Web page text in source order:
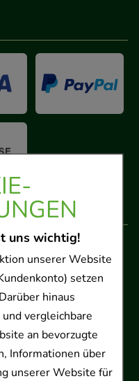
uns wichtig!
unserer Website
setzen
hinaus
vergleichbare
an bevorzugte
Informationen über
unserer Website für
Uhr
89 71 80 11